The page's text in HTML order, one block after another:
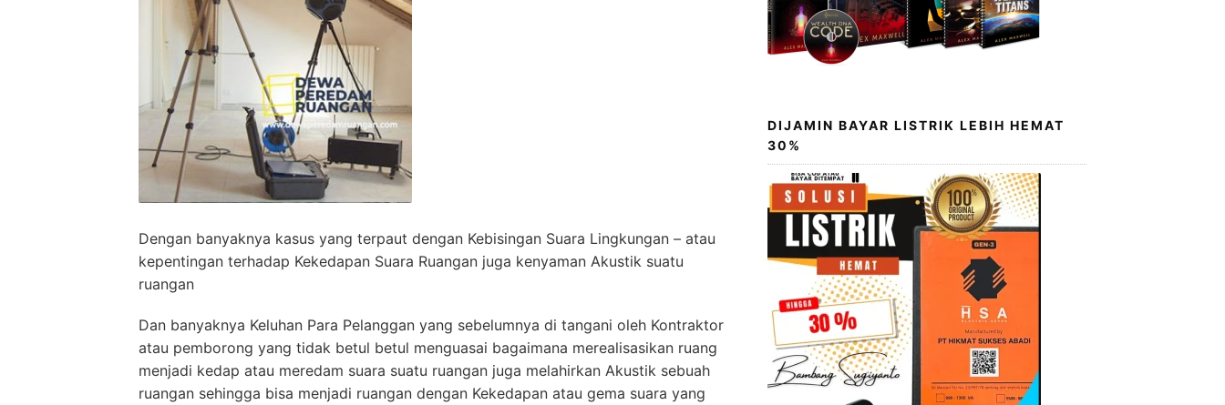
Dengan banyaknya kasus yang terpaut dengan Kebisingan Suara Lingkungan – atau
kepentingan terhadap Kekedapan Suara Ruangan juga kenyaman Akustik suatu
ruangan
Dan banyaknya Keluhan Para Pelanggan yang sebelumnya di tangani oleh Kontraktor
atau pemborong yang tidak betul betul menguasai bagaimana merealisasikan ruang
menjadi kedap atau meredam suara suatu ruangan juga melahirkan Akustik sebuah
ruangan sehingga bisa menjadi ruangan dengan Kekedapan atau gema suara yang
DIJAMIN BAYAR LISTRIK LEBIH HEMAT
30%